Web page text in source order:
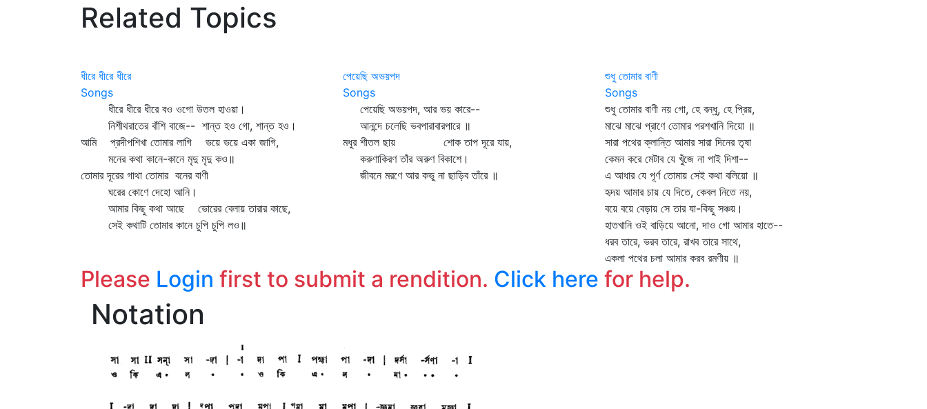
Related Topics
ধীরে ধীরে ধীরে
Songs
ধীরে ধীরে ধীরে বও ওগো উতল হাওয়া।
নিশীথরাতের বাঁশি বাজে-- শান্ত হও গো, শান্ত হও।
আমি প্রদীপশিখা তোমার লাগি ভয়ে ভয়ে একা জাগি,
মনের কথা কানে-কানে মৃদু মৃদু কও॥
তোমার দূরের গাথা তোমার বনের বাণী
ঘরের কোণে দেহো আনি।
আমার কিছু কথা আছে ভোরের বেলায় তারার কাছে,
সেই কথাটি তোমার কানে চুপি চুপি লও॥
পেয়েছি অভয়পদ
Songs
পেয়েছি অভয়পদ, আর ভয় কারে--
আনন্দে চলেছি ভবপারাবারপারে ॥
মধুর শীতল ছায় শোক তাপ দূরে যায়,
করুণাকিরণ তাঁর অরুণ বিকাশে।
জীবনে মরণে আর কভু না ছাড়িব তাঁরে ॥
শুধু তোমার বাণী
Songs
শুধু তোমার বাণী নয় গো, হে বন্ধু, হে প্রিয়,
মাঝে মাঝে প্রাণে তোমার পরশখানি দিয়ো ॥
সারা পথের ক্লান্তি আমার সারা দিনের তৃষা
কেমন করে মেটাব যে খুঁজে না পাই দিশা--
এ আধার যে পূর্ণ তোমায় সেই কথা বলিয়ো ॥
হৃদয় আমার চায় যে দিতে, কেবল নিতে নয়,
বয়ে বয়ে বেড়ায় সে তার যা-কিছু সঞ্চয়।
হাতখানি ওই বাড়িয়ে আনো, দাও গো আমার হাতে--
ধরব তারে, ভরব তারে, রাখব তারে সাথে,
একলা পথের চলা আমার করব রমণীয় ॥
Please Login first to submit a rendition. Click here for help.
Notation